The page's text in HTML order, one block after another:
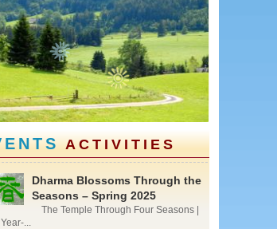
<
ACTIVITIES
Dharma Blossoms Through the
Seasons – Spring 2025
The Temple Through Four Seasons |
...